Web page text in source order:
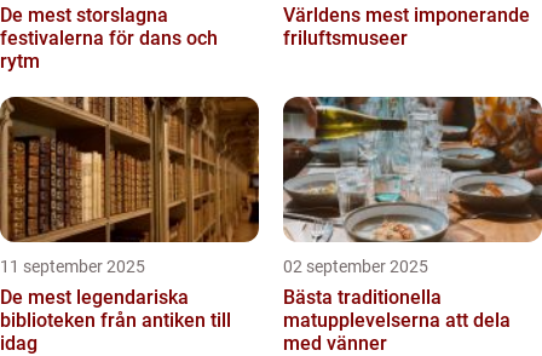
De mest storslagna
festivalerna för dans och
rytm
Världens mest imponerande
friluftsmuseer
11 september 2025
De mest legendariska
biblioteken från antiken till
idag
02 september 2025
Bästa traditionella
matupplevelserna att dela
med vänner